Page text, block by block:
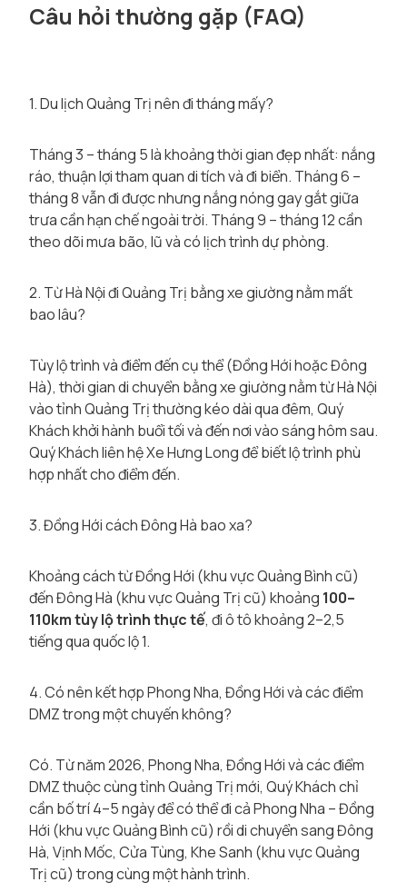
Câu hỏi thường gặp (FAQ)
1. Du lịch Quảng Trị nên đi tháng mấy?
Tháng 3 – tháng 5 là khoảng thời gian đẹp nhất: nắng
ráo, thuận lợi tham quan di tích và đi biển. Tháng 6 –
tháng 8 vẫn đi được nhưng nắng nóng gay gắt giữa
trưa cần hạn chế ngoài trời. Tháng 9 – tháng 12 cần
theo dõi mưa bão, lũ và có lịch trình dự phòng.
2. Từ Hà Nội đi Quảng Trị bằng xe giường nằm mất
bao lâu?
Tùy lộ trình và điểm đến cụ thể (Đồng Hới hoặc Đông
Hà), thời gian di chuyển bằng xe giường nằm từ Hà Nội
vào tỉnh Quảng Trị thường kéo dài qua đêm, Quý
Khách khởi hành buổi tối và đến nơi vào sáng hôm sau.
Quý Khách liên hệ Xe Hưng Long để biết lộ trình phù
hợp nhất cho điểm đến.
3. Đồng Hới cách Đông Hà bao xa?
Khoảng cách từ Đồng Hới (khu vực Quảng Bình cũ)
đến Đông Hà (khu vực Quảng Trị cũ) khoảng 100–
110km tùy lộ trình thực tế, đi ô tô khoảng 2–2,5
tiếng qua quốc lộ 1.
4. Có nên kết hợp Phong Nha, Đồng Hới và các điểm
DMZ trong một chuyến không?
Có. Từ năm 2026, Phong Nha, Đồng Hới và các điểm
DMZ thuộc cùng tỉnh Quảng Trị mới, Quý Khách chỉ
cần bố trí 4–5 ngày để có thể đi cả Phong Nha – Đồng
Hới (khu vực Quảng Bình cũ) rồi di chuyển sang Đông
Hà, Vịnh Mốc, Cửa Tùng, Khe Sanh (khu vực Quảng
Trị cũ) trong cùng một hành trình.